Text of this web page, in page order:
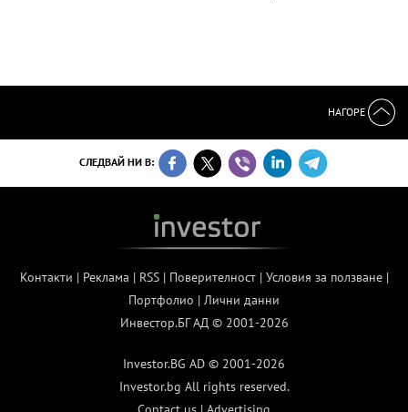
НАГОРЕ
СЛЕДВАЙ НИ В:
Контакти | Реклама | RSS| Поверителност| Условия за ползване|
Портфолио | Лични данни
Инвестор.БГ АД © 2001-2026
Investor.BG AD © 2001-2026
Investor.bg All rights reserved.